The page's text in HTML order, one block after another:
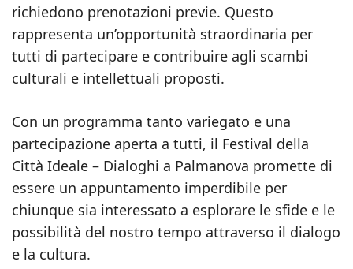
richiedono prenotazioni previe. Questo
rappresenta un’opportunità straordinaria per
tutti di partecipare e contribuire agli scambi
culturali e intellettuali proposti.
Con un programma tanto variegato e una
partecipazione aperta a tutti, il Festival della
Città Ideale – Dialoghi a Palmanova promette di
essere un appuntamento imperdibile per
chiunque sia interessato a esplorare le sfide e le
possibilità del nostro tempo attraverso il dialogo
e la cultura.